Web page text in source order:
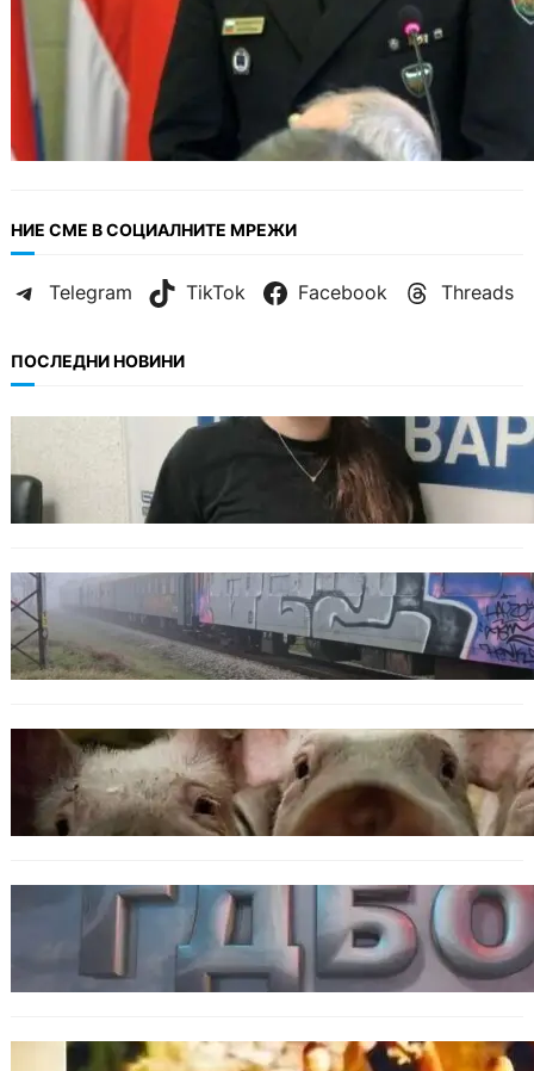
НИЕ СМЕ В СОЦИАЛНИТЕ МРЕЖИ
Telegram TikTok Facebook Threads
ПОСЛЕДНИ НОВИНИ
ОБЩЕСТВО
Варненска ученичка създаде интерактивна
карта за сигнали за проблеми с боклука
ОБЩЕСТВО
Бързият влак София – Варна блъсна и уби
жена край гара Бутово
БЪЛГАРИЯ
БАБХ регистрира огнище на африканска
чума по свинете в стопанство край Варна
БЪЛГАРИЯ
Наркобарон с мрежа от 14 нелегални
лаборатории е задържан у нас
ОБЩЕСТВО